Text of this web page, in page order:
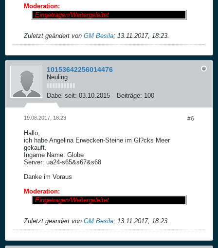
Moderation:
Eingetragen/Weitergeleitet
Zuletzt geändert von GM Besila; 13.11.2017, 18:23.
10153642256014476
Neuling
Dabei seit: 03.10.2015 Beiträge: 100
#6
19.08.2017, 18:23
Hallo,
ich habe Angelina Erwecken-Steine im Gl?cks Meer
gekauft.
Ingame Name: Globe
Server: ua24-s65&s67&s68
Danke im Voraus
Moderation:
Eingetragen/Weitergeleitet
Zuletzt geändert von GM Besila; 13.11.2017, 18:23.